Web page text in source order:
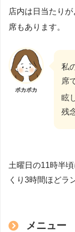
店内は日当たり
席もあります。
ポカポカ
私
席
眩
残
土曜日の11時半
くり3時間ほどラ
メニュー